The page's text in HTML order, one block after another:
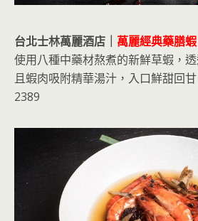
台北士林萬麗酒店｜ 萬麗經典藥膳蝦
使用八種中藥材熬煮的新鮮草蝦，
且蝦肉吸附精華湯汁，入口鮮甜回
2389